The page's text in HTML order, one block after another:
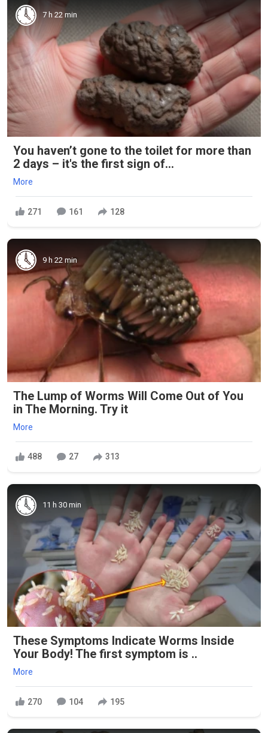
7 h 22 min
You haven’t gone to the toilet for more than
2 days – it's the first sign of...
More
271 161 128
9 h 22 min
The Lump of Worms Will Come Out of You
in The Morning. Try it
More
488 27 313
11 h 30 min
These Symptoms Indicate Worms Inside
Your Body! The first symptom is ..
More
270 104 195